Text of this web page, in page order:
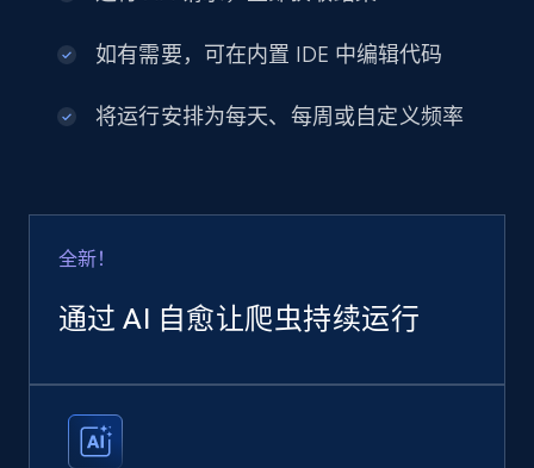
如有需要，可在内置 IDE 中编辑代码
将运行安排为每天、每周或自定义频率
全新！
通过 AI 自愈让爬虫持续运行